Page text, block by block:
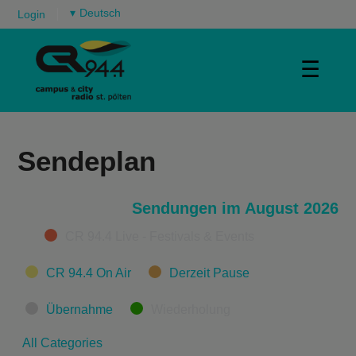
Login ▾
☰
Sendeplan
Sendungen im August 2026
Categories
CR 94.4 On Air Derzeit Pause
Übernahme
All Categories